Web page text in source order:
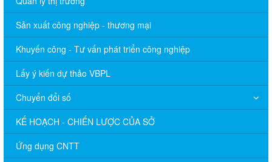
Sản xuất công nghiệp - thương mại
Khuyến công - Tư vấn phát triển công nghiệp
Lấy ý kiến dự thảo VBPL
Chuyển đổi số
KẾ HOẠCH - CHIẾN LƯỢC CỦA SỞ
Ứng dụng CNTT